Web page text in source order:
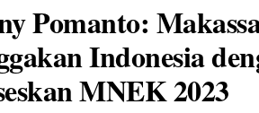
Pomanto:
Indonesia
MNEK 2023